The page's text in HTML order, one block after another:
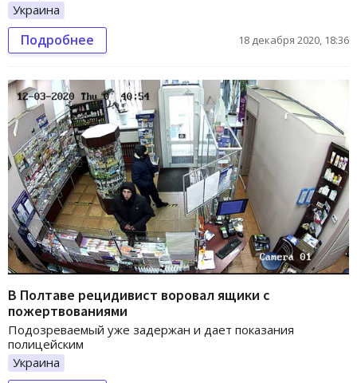
Украина
Подробнее 18 декабря 2020, 18:36
В Полтаве рецидивист воровал ящики с
пожертвованиями
Подозреваемый уже задержан и дает показания
полицейским
Украина